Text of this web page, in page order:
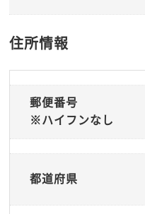
住所情報
郵便番号
※ハイフンなし
都道府県